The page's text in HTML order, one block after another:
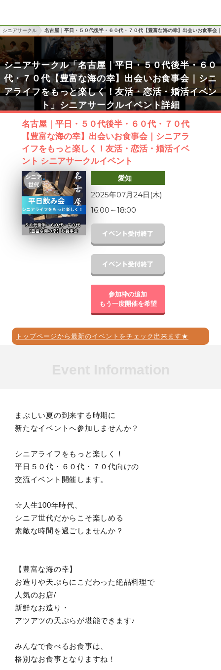
シニアサークル 名古屋｜平日・５０代後半・６０代・７０代【豊富な海の幸】出会いお食事会
シニアサークル「名古屋｜平日・５０代後半・６０
代・７０代【豊富な海の幸】出会いお食事会｜シニ
アライフをもっと楽しく！友活・恋活・婚活イベン
ト」シニアサークルイベント詳細
名古屋｜平日・５０代後半・６０代・７０代
【豊富な海の幸】出会いお食事会｜シニアラ
イフをもっと楽しく！友活・恋活・婚活イベ
ント シニアサークルイベント
愛知
2025年07月24日(木)
16:00 ～18:00
参加枠の追加
もう一度開催を希望
トップページから最新のイベントをチェック出来ます★
まぶしい夏の到来する時期に
新たなイベントへ参加しませんか？
シニアライフをもっと楽しく！
平日５０代・６０代・７０代向けの
交流イベント開催します。
☆人生100年時代、
シニア世代だからこそ楽しめる
素敵な時間を過ごしませんか？
【豊富な海の幸】
お造りや天ぷらにこだわった絶品料理で
人気のお店/
新鮮なお造り・
アツアツの天ぷらが堪能できます♪
みんなで食べるお食事は、
格別なお食事となりますね！